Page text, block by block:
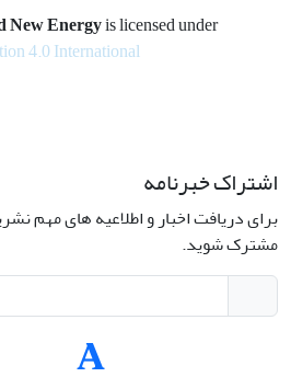
New Energyis licensed under
4.0 International
اشتراک خبرنامه
برای دریافت اخبار و اطلاعیه های مهم
مشترک شوید.